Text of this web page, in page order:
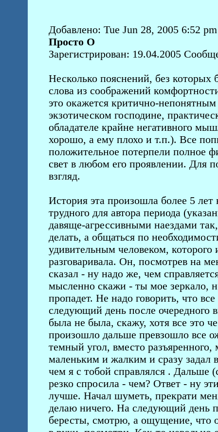
Добавлено: Tue Jun 28, 2005 6:52 pm
Просто О
Зарегистрирован: 19.04.2005
Несколько пояснений, без которых
слова из соображений
это окажется критично-
экзотическом господине,
обладателе крайне негативного
хорошо, а ему плохо и т.п.). Все
положительное потерпели полное
свет в любом его проявлении. Для
взгляд.
История эта произошла более 5
трудного для автора периода
давяще-агрессивными наездами
делать, а общаться по
удивительным человеком,
разговаривала. Он, посмотрев на
сказал - ну надо же, чем
мысленно скажи - ты мое зеркало,
пропадет. Не надо говорить, что
следующий день после очередного
была не была, скажу, хотя все это
произошло дальше превзошло все
темный угол, вместо
маленьким и жалким и сразу задал
чем я с тобой справлялся . Дальше
резко спросила - чем? Ответ - ну
лучше. Начал шуметь, прекрати
делаю ничего. На следующий день
бересты, смотрю, а ощущение, что